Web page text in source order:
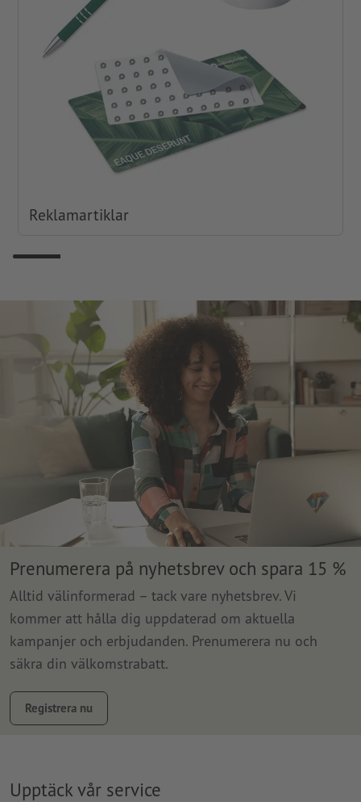
Reklamartiklar
Prenumerera på nyhetsbrev och spara 15 %
Alltid välinformerad – tack vare nyhetsbrev. Vi
kommer att hålla dig uppdaterad om aktuella
kampanjer och erbjudanden. Prenumerera nu och
säkra din välkomstrabatt.
Registrera nu
Upptäck vår service